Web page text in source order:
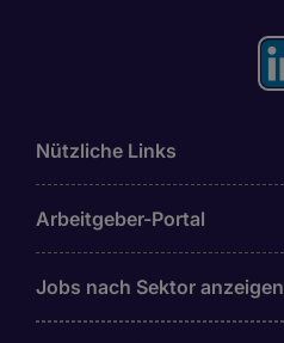
Nützliche Links
Arbeitgeber-Portal
Jobs nach Sektor anzeigen